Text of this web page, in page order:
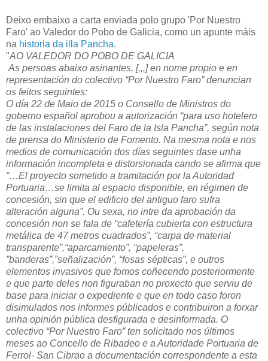
Deixo embaixo a carta enviada polo grupo 'Por Nuestro
Faro' ao Valedor do Pobo de Galicia, como un apunte máis
na historia da illa Pancha.
"AO VALEDOR DO POBO DE GALICIA
As persoas abaixo asinantes, [,,,] en nome propio e en
representación do colectivo “Por Nuestro Faro” denuncian
os feitos seguintes:
O día 22 de Maio de 2015 o Consello de Ministros do
goberno español aprobou a autorización “para uso hotelero
de las instalaciones del Faro de la Isla Pancha”, según nota
de prensa do Ministerio de Fomento. Na mesma nota e nos
medios de comunicación dos días seguintes dase unha
información incompleta e distorsionada cando se afirma que
“…El proyecto sometido a tramitación por la Autoridad
Portuaria…se limita al espacio disponible, en régimen de
concesión, sin que el edificio del antiguo faro sufra
alteración alguna”. Ou sexa, no intre da aprobación da
concesión non se fala de “cafetería cubierta con estructura
metálica de 47 metros cuadrados”, “carpa de material
transparente”,“aparcamiento”, “papeleras”,
”banderas”,”señalización”, “fosas sépticas”, e outros
elementos invasivos que fomos coñecendo posteriormente
e que parte deles non figuraban no proxecto que serviu de
base para iniciar o expediente e que en todo caso foron
disimulados nos informes públicados e contribuiron a forxar
unha opinión pública desfigurada e desinformada. O
colectivo “Por Nuestro Faro” ten solicitado nos últimos
meses ao Concello de Ribadeo e a Autoridade Portuaria de
Ferrol- San Cibrao a documentación correspondente a esta